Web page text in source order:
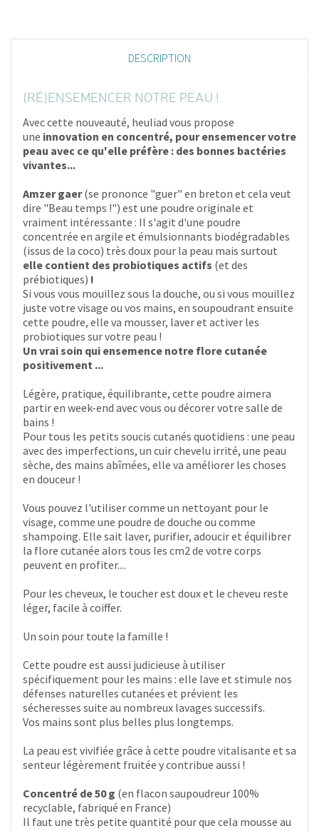
DESCRIPTION
(RÉ)ENSEMENCER NOTRE PEAU !
Avec cette nouveauté, heuliad vous propose
une innovation en concentré, pour ensemencer votre
peau avec ce qu'elle préfère : des bonnes bactéries
vivantes...
Amzer gaer(se prononce "guer" en breton et cela veut
dire "Beau temps !") est une poudre originale et
vraiment intéressante : Il s'agit d'une poudre
concentrée en argile et émulsionnants biodégradables
(issus de la coco) très doux pour la peau mais surtout
elle contient des probiotiques actifs (et des
prébiotiques) !
Si vous vous mouillez sous la douche, ou si vous mouillez
juste votre visage ou vos mains, en soupoudrant ensuite
cette poudre, elle va mousser, laver et activer les
probiotiques sur votre peau !
Un vrai soin qui ensemence notre flore cutanée
positivement ...
Légère, pratique, équilibrante, cette poudre aimera
partir en week-end avec vous ou décorer votre salle de
bains !
Pour tous les petits soucis cutanés quotidiens : une peau
avec des imperfections, un cuir chevelu irrité, une peau
sèche, des mains abîmées, elle va améliorer les choses
en douceur !
Vous pouvez l'utiliser comme un nettoyant pour le
visage, comme une poudre de douche ou comme
shampoing. Elle sait laver, purifier, adoucir et équilibrer
la flore cutanée alors tous les cm2 de votre corps
peuvent en profiter....
Pour les cheveux, le toucher est doux et le cheveu reste
léger, facile à coiffer.
Un soin pour toute la famille !
Cette poudre est aussi judicieuse à utiliser
spécifiquement pour les mains : elle lave et stimule nos
défenses naturelles cutanées et prévient les
sécheresses suite au nombreux lavages successifs.
Vos mains sont plus belles plus longtemps.
La peau est vivifiée grâce à cette poudre vitalisante et sa
senteur légèrement fruitée y contribue aussi !
Concentré de 50 g (en flacon saupoudreur 100%
recyclable, fabriqué en France)
Il faut une très petite quantité pour que cela mousse au